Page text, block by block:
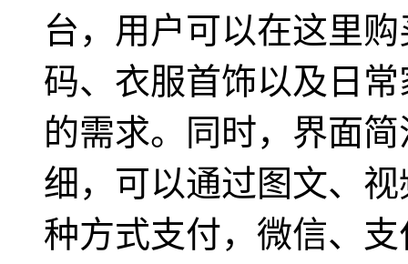
台，用户可以在这里
码、衣服首饰以及日
的需求。同时，界面
细，可以通过图文、
种方式支付，微信、